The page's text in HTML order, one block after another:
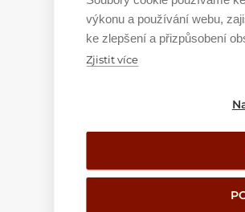
výkonu a používání webu,
ke zlepšení a přizpůsobení
Zjistit více